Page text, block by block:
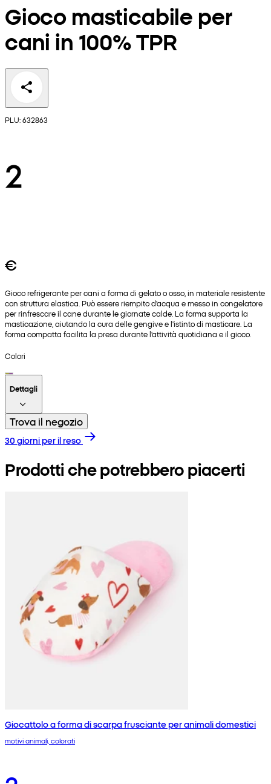
Gioco masticabile per
cani in 100% TPR
PLU: 632863
2
€
Gioco refrigerante per cani a forma di gelato o osso, in materiale resistente
con struttura elastica. Può essere riempito d'acqua e messo in congelatore
per rinfrescare il cane durante le giornate calde. La forma supporta la
masticazione, aiutando la cura delle gengive e l'istinto di masticare. La
forma compatta facilita la presa durante l'attività quotidiana e il gioco.
Colori
Dettagli
Trova il negozio
30 giorni per il reso
Prodotti che potrebbero piacerti
Giocattolo a forma di scarpa frusciante per animali domestici
motivi animali, colorati